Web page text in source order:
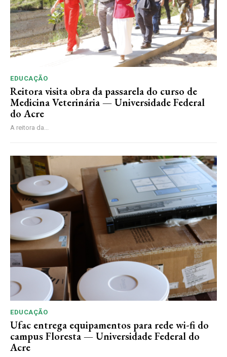
EDUCAÇÃO
Reitora visita obra da passarela do curso de
Medicina Veterinária — Universidade Federal
do Acre
A reitora da...
EDUCAÇÃO
Ufac entrega equipamentos para rede wi-fi do
campus Floresta — Universidade Federal do
Acre